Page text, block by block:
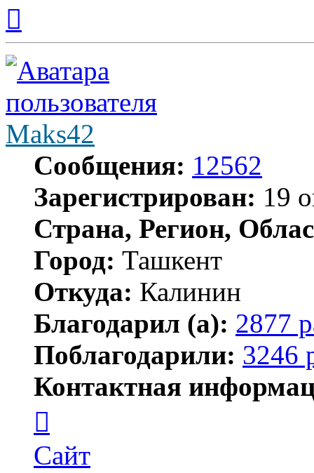
началу
Maks42
Сообщения: 12562
Зарегистрирован: 19
Страна, Регион,
Город: Ташкент
Откуда: Калинин
Благодарил (а): 2877
Поблагодарили: 3246
Контактная
пользователя
Maks42
Сайт